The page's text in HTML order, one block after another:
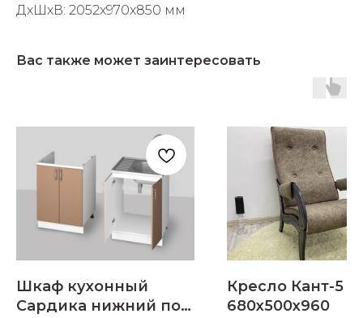
ДxШxВ: 2052x970x850 мм
Вас также может заинтересовать
Шкаф кухонный
Сардика нижний под
Кресло Кант-5
680х500х960